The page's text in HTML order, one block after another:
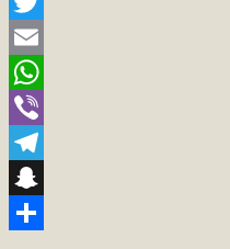
Twitter
Email
WhatsApp
Viber
Telegram
Snapchat